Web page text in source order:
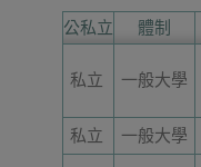
公私立 體制
私立 一般大學
私立
一般大學